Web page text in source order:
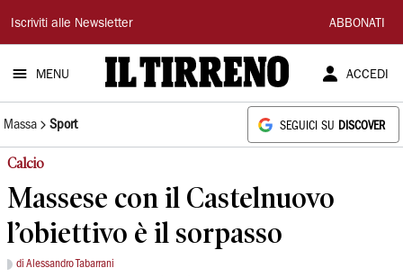
Il
Tirreno
Iscriviti alle Newsletter ABBONATI
MENU ACCEDI
Massa Sport SEGUICI SU DISCOVER
Calcio
Massese con il Castelnuovo
l’obiettivo è il sorpasso
di Alessandro Tabarrani